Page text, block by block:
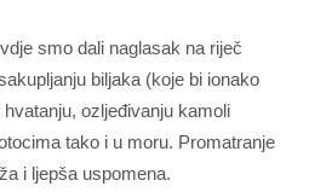
smo dali naglasak na riječ
biljaka (koje bi ionako
ozljeđivanju kamoli
tako i u moru. Promatranje
i ljepša uspomena.